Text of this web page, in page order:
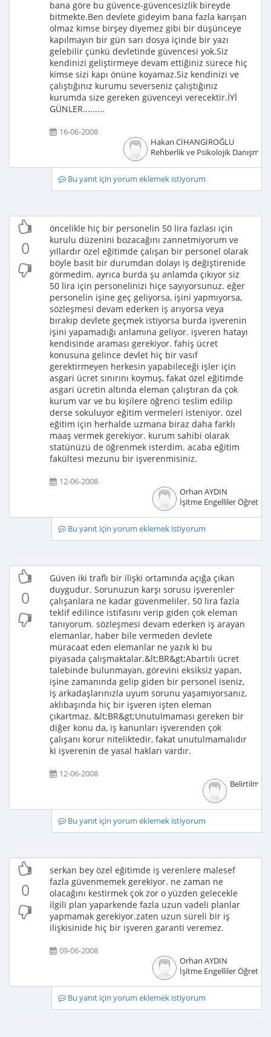
bana göre bu güvence-güvencesizlik bireyde
bitmekte.Ben devlete gideyim bana fazla karışan
olmaz kimse birşey diyemez gibi bir düşünceye
kapılmayın bir gün sarı dosya içinde bir yazı
gelebilir çünkü devletinde güvencesi yok.Siz
kendinizi geliştirmeye devam ettiğiniz sürece hiç
kimse sizi kapı önüne koyamaz.Siz kendinizi ve
çalıştığınız kurumu severseniz çalıştığınız
kurumda size gereken güvenceyi verecektir.İYİ
GÜNLER.........
16-06-2008
Hakan CİHANGİROĞLU
Rehberlik ve Psikolojik
Bu yanıt için yorum eklemek istiyorum
0
öncelikle hiç bir personelin 50 lira fazlası için
kurulu düzenini bozacağını zannetmiyorum ve
yıllardır özel eğitimde çalışan bir personel olarak
böyle basit bir durumdan dolayı iş değiştirenide
görmedim. ayrıca burda şu anlamda çıkıyor siz
50 lira için personelinizi hiçe sayıyorsunuz. eğer
personelin işine geç geliyorsa, işini yapmıyorsa,
sözleşmesi devam ederken iş arıyorsa veya
bırakıp devlete geçmek istiyorsa burda işverenin
işini yapamadığı anlamına geliyor. işveren hatayı
kendisinde araması gerekiyor. fahiş ücret
konusuna gelince devlet hiç bir vasıf
gerektirmeyen herkesin yapabileceği işler için
asgari ücret sınırını koymuş, fakat özel eğitimde
asgari ücretin altında eleman çalıştıran da çok
kurum var ve bu kişilere öğrenci teslim edilip
derse sokuluyor eğitim vermeleri isteniyor. özel
eğitim için herhalde uzmana biraz daha farklı
maaş vermek gerekiyor. kurum sahibi olarak
statünüzü de öğrenmek isterdim. acaba eğitim
fakültesi mezunu bir işverenmisiniz.
12-06-2008
Orhan AYDIN
İşitme Engelliler
Bu yanıt için yorum eklemek istiyorum
0
Güven iki traflı bir ilişki ortamında açığa çıkan
duygudur. Sorunuzun karşı sorusu işverenler
çalışanlara ne kadar güvenmeliler. 50 lira fazla
teklif edilince istifasını verip giden çok eleman
tanıyorum. sözleşmesi devam ederken iş arayan
elemanlar, haber bile vermeden devlete
müracaat eden elemanlar ne yazık ki bu
piyasada çalışmaktalar.&lt;BR&gt;Abartılı ücret
talebinde bulunmayan, görevini eksiksiz yapan,
işine zamanında gelip giden bir personel iseniz,
iş arkadaşlarınızla uyum sorunu yaşamıyorsanız,
aklıbaşında hiç bir işveren işten eleman
çıkartmaz. &lt;BR&gt;Unutulmaması gereken bir
diğer konu da, iş kanunları işverenden çok
çalışanı korur niteliktedir, fakat unutulmamalıdır
ki işverenin de yasal hakları vardır.
12-06-2008
Bu yanıt için yorum eklemek istiyorum
0
serkan bey özel eğitimde iş verenlere malesef
fazla güvenmemek gerekiyor. ne zaman ne
olacağını kestirmek çok zor o yüzden gelecekle
ilgili plan yaparkende fazla uzun vadeli planlar
yapmamak gerekiyor.zaten uzun süreli bir iş
ilişkisinide hiç bir işveren garanti veremez.
09-06-2008
Orhan AYDIN
İşitme Engelliler
Bu yanıt için yorum eklemek istiyorum